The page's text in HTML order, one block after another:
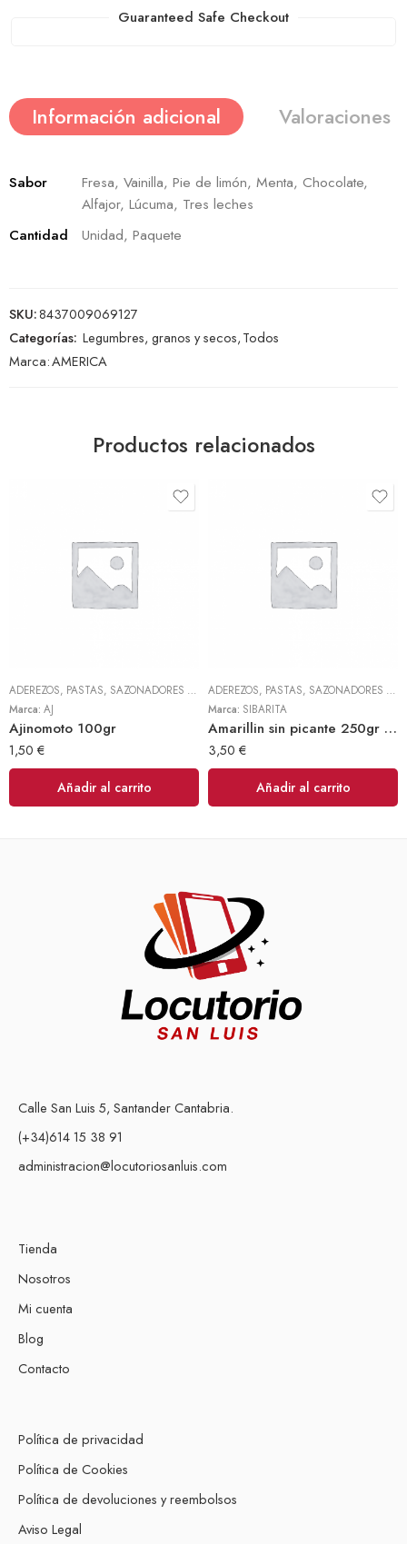
Guaranteed Safe Checkout
Información adicional Valoraciones
Sabor
Fresa, Vainilla, Pie de limón, Menta, Chocolate,
Alfajor, Lúcuma, Tres leches
Cantidad
Unidad, Paquete
SKU:8437009069127
Categorías: Legumbres, granos y secos,Todos
Marca:AMERICA
Productos relacionados
ADEREZOS, PASTAS, SAZONADORES Y CONDIMENTOS ,TODOS
Marca: AJ
Ajinomoto 100gr
1,50 €
Añadir al carrito
ADEREZOS, PASTAS, SAZONADORES Y CONDIMENTOS
Marca: SIBARITA
Amarillin sin picante 250gr (Sibarita)
3,50 €
Añadir al carrito
Calle San Luis 5, Santander Cantabria.
(+34)614 15 38 91
administracion@locutoriosanluis.com
Tienda
Nosotros
Mi cuenta
Blog
Contacto
Política de privacidad
Política de Cookies
Política de devoluciones y reembolsos
Aviso Legal